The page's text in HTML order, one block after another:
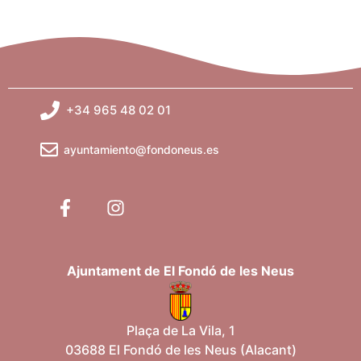
+34 965 48 02 01
ayuntamiento@fondoneus.es
Ajuntament de El Fondó de les Neus
Plaça de La Vila, 1
03688 El Fondó de les Neus (Alacant)